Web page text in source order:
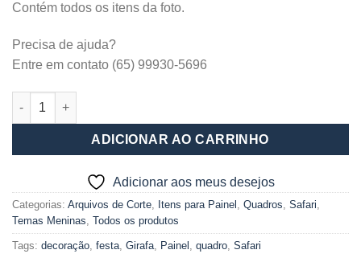
Contém todos os itens da foto.
Precisa de ajuda?
Entre em contato (65) 99930-5696
Quadro Girafa Safari quantidade
ADICIONAR AO CARRINHO
Adicionar aos meus desejos
Categorias: Arquivos de Corte Itens para Painel Quadros Safari
Temas Meninas Todos os produtos
Tags: decoração festa Girafa Painel quadro Safari